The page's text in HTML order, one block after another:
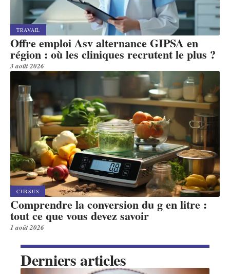
TRAVAIL
Offre emploi Asv alternance GIPSA en
région : où les cliniques recrutent le plus ?
3 août 2026
CURSUS
Comprendre la conversion du g en litre :
tout ce que vous devez savoir
1 août 2026
Derniers articles